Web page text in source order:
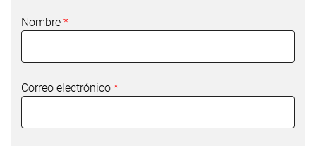
Nombre *
Correo electrónico *